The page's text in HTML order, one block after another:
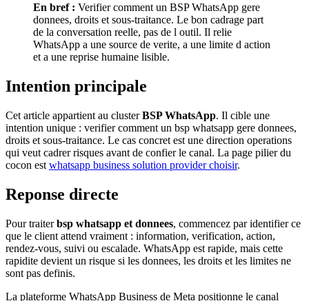
En bref : Verifier comment un BSP WhatsApp gere
donnees, droits et sous-traitance. Le bon cadrage part
de la conversation reelle, pas de l outil. Il relie
WhatsApp a une source de verite, a une limite d action
et a une reprise humaine lisible.
Intention principale
Cet article appartient au clusterBSP WhatsApp. Il cible une
intention unique : verifier comment un bsp whatsapp gere donnees,
droits et sous-traitance. Le cas concret est une direction operations
qui veut cadrer risques avant de confier le canal. La page pilier du
cocon est whatsapp business solution provider choisir.
Reponse directe
Pour traiterbsp whatsapp et donnees, commencez par identifier ce
que le client attend vraiment : information, verification, action,
rendez-vous, suivi ou escalade. WhatsApp est rapide, mais cette
rapidite devient un risque si les donnees, les droits et les limites ne
sont pas definis.
La plateforme WhatsApp Business de Meta positionne le canal